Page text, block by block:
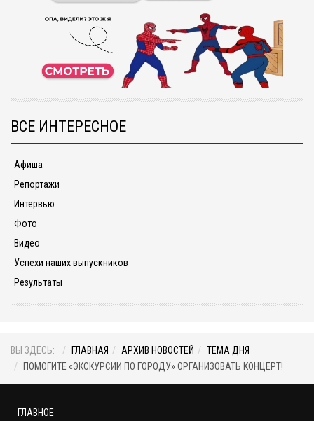
ВСЕ ИНТЕРЕСНОЕ
Афиша
Репортажи
Интервью
Фото
Видео
Успехи наших выпускников
Результаты
ВЫ ЗДЕСЬ: ГЛАВНАЯ АРХИВ НОВОСТЕЙ
ТЕМА ДНЯ
ПОМОГИТЕ «ЭКСКУРСИИ ПО ГОРОДУ» ОРГАНИЗОВАТЬ КОНЦЕРТ!
ГЛАВНОЕ